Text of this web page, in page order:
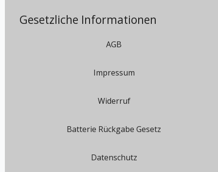
Gesetzliche Informationen
AGB
Impressum
Widerruf
Batterie Rückgabe Gesetz
Datenschutz